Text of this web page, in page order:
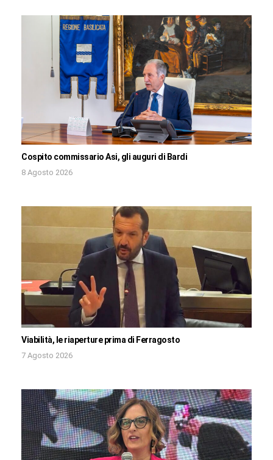
Cospito commissario Asi, gli auguri di Bardi
8 Agosto 2026
Viabilità, le riaperture prima di Ferragosto
7 Agosto 2026